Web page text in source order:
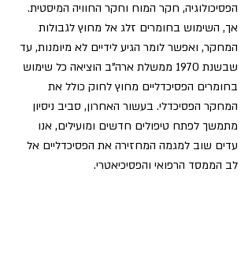
הפסיכולוגיה, חקר המוח וחקר החוויה המיסטית.
אך, השימוש בחומרים זלג אל מחוץ לגבולות
המחקר, ואפשר לומר הגיע לידיים לא מיומנות, עד
שבשנת 1970 ממשלת ארה"ב הוציאה כל שימוש
בחומרים הפסיכדליים מחוץ לחוק כולל את
המחקר הפסיכדלי. בעשור האחרון, סביב ניסיון
מתמשך לפתח טיפולים חדשים ומועילים, אנו
עדים שוב למגמה המחזירה את הפסיכדליים אל
לב הממסד הרפואי והפסיכיאטרי.